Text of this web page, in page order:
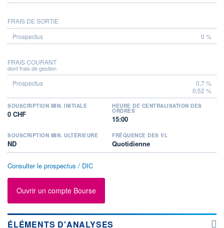
FRAIS DE SORTIE
0 %
FRAIS COURANT
dont frais de gestion
0,7 %
0,52 %
SOUSCRIPTION MIN. INITIALE
0 CHF
HEURE DE CENTRALISATION DES
ORDRES
15:00
SOUSCRIPTION MIN. ULTÉRIEURE
ND
FRÉQUENCE DES VL
Quotidienne
Consulter le prospectus / DIC
Ouvrir un compte Bourse
ÉLÉMENTS D'ANALYSES